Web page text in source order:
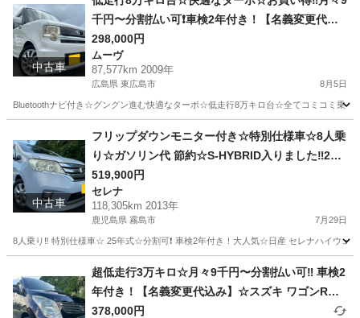
中古車
千円〜分割払い可❗️車検2年付き！【名義変更代込
み】車内広い！大人気☆ムーブコンテカスタム☆B
luetoothナビ付き☆走行中DVD見れます☆ETC付
き☆フルオートエアコン☆ドライブレコーダー付
298,000円
ムーヴ
87,577km 2009年
広島県 東広島市 8月5日
Bluetoothナビ付き☆グングン進む快適なターボ☆低走行8万キロ台☆全てコミコミ乗り
ムーヴ
中古車
フリップダウンモニター付き☆特別仕様車☆8人乗
り☆ガソリン代 節約☆S-HYBRID入りました‼️25
年式☆月々1.2万円〜分割払い可❗️車検2年付き！大
人気☆ニッサン セレナ☆フリップダウンモニター
付き☆Bluetooth対応ナビ☆走行中DVD見れます
ルミ☆☆車内広々三列シート‼️
519,900円
セレナ
118,305km 2013年
鹿児島県 霧島市 7月29日
8人乗り‼️ 特別仕様車☆ 25年式☆分割可❗️ 車検2年付き！大人気☆日産 セレナハイウ
セレナ Bluetooth
超低走行3万キロ☆月々9千円〜分割払い可‼️ 車検2
年付き！【名義変更代込み】☆スズキ ワゴンR☆B
luetoothナビ付き☆走行中DVD見れます☆プッシ
378,000円